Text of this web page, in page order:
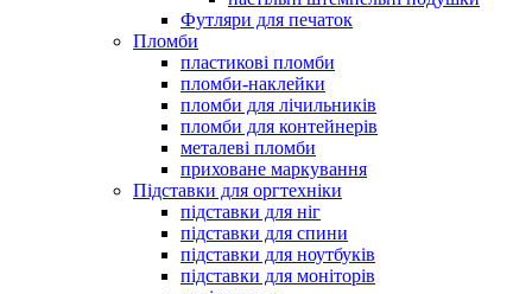
Футляри для печаток
Пломби
пластикові пломби
пломби-наклейки
пломби для лічильників
пломби для контейнерів
металеві пломби
приховане маркування
Підставки для оргтехніки
підставки для ніг
підставки для спини
підставки для ноутбуків
підставки для моніторів